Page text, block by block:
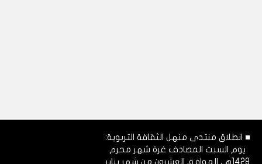
■ انطلاق منتدى منهل الثقافة التربوية:
يوم السبت المصادف غرة شهر محرم
1428هـ، الموافق العشرون من شهر يناير